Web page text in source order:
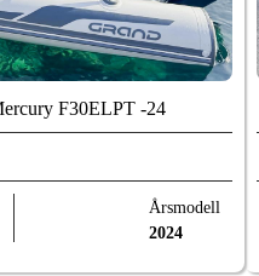
F30ELPT -24
Årsmodell
2024